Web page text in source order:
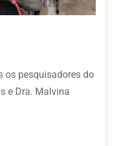
os pesquisadores do
e Dra. Malvina